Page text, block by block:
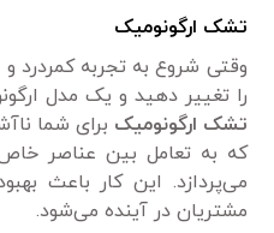
تشک ارگونومیک
وقتی شروع به تجربه کمردرد
را تغییر دهید و یک مدل
تشک ارگونومیک برای شما
که به تعامل بین عناصر
می‌پردازد. این کار باعث
مشتریان در آینده می‌شود.